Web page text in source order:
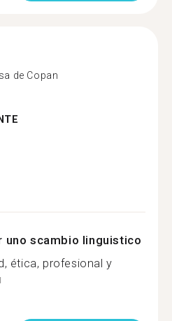
de Copan
scambio linguistico
ética, profesional y